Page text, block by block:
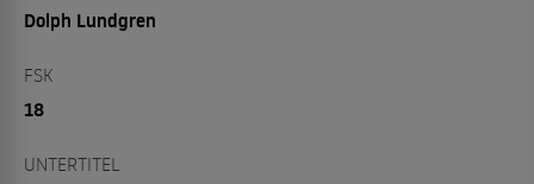
Dolph Lundgren
FSK
18
UNTERTITEL